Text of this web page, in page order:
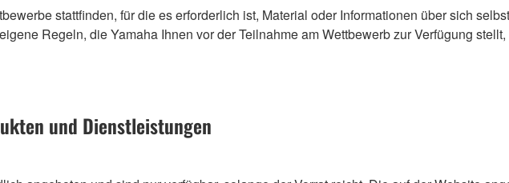
stattfinden, für die es erforderlich ist, Material oder Informationen über sich
Regeln, die Yamaha Ihnen vor der Teilnahme am Wettbewerb zur Verfügung
und Dienstleistungen